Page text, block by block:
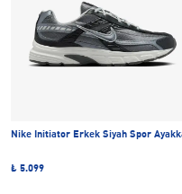
Nike Initiator Erkek Siyah Spor
₺ 5.099